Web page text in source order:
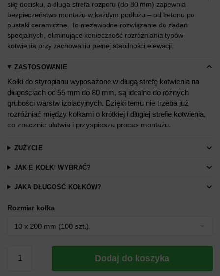
siłę docisku, a długa strefa rozporu (do 80 mm) zapewnia
bezpieczeństwo montażu w każdym podłożu – od betonu po
pustaki ceramiczne. To niezawodne rozwiązanie do zadań
specjalnych, eliminujące konieczność rozróżniania typów
kotwienia przy zachowaniu pełnej stabilności elewacji.
ZASTOSOWANIE
Kołki do styropianu wyposażone w długą strefę kotwienia na
długościach od 55 mm do 80 mm, są idealne do różnych
grubości warstw izolacyjnych. Dzięki temu nie trzeba już
rozróżniać między kołkami o krótkiej i długiej strefie kotwienia,
co znacznie ułatwia i przyspiesza proces montażu.
ZUŻYCIE
JAKIE KOŁKI WYBRAĆ?
JAKA DŁUGOŚĆ KOŁKÓW?
Rozmiar kołka
Kołki
Dodaj do koszyka